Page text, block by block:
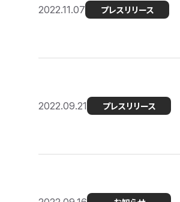
2022.11.07 プレスリリース
2022.09.21 プレスリリース